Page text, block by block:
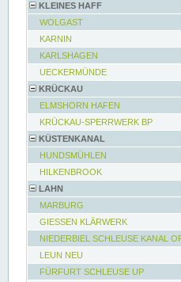
KLEINES HAFF
WOLGAST
KARNIN
KARLSHAGEN
UECKERMÜNDE
KRÜCKAU
ELMSHORN HAFEN
KRÜCKAU-SPERRWERK BP
KÜSTENKANAL
HUNDSMÜHLEN
HILKENBROOK
LAHN
MARBURG
GIESSEN KLÄRWERK
NIEDERBIEL SCHLEUSE KANAL
LEUN NEU
FÜRFURT SCHLEUSE UP